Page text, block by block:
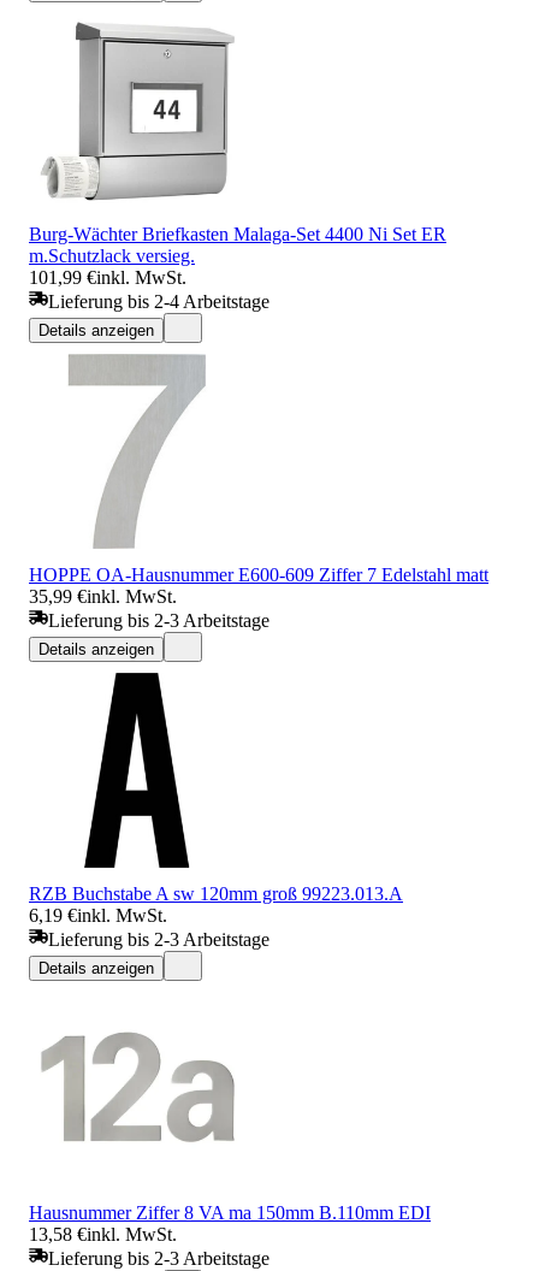
Burg-Wächter Briefkasten Malaga-Set 4400 Ni Set ER
m.Schutzlack versieg.
101,99 €inkl. MwSt.
Lieferung bis 2-4 Arbeitstage
Details anzeigen
HOPPE OA-Hausnummer E600-609 Ziffer 7 Edelstahl matt
35,99 €inkl. MwSt.
Lieferung bis 2-3 Arbeitstage
Details anzeigen
RZB Buchstabe A sw 120mm groß 99223.013.A
6,19 €inkl. MwSt.
Lieferung bis 2-3 Arbeitstage
Details anzeigen
Hausnummer Ziffer 8 VA ma 150mm B.110mm EDI
13,58 €inkl. MwSt.
Lieferung bis 2-3 Arbeitstage